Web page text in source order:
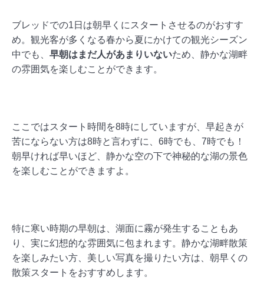
ブレッドでの1日は朝早くにスタートさせるのがおすす
め。観光客が多くなる春から夏にかけての観光シーズン
中でも、 早朝はまだ人があまりいないため、静かな湖畔
の雰囲気を楽しむことができます。
ここではスタート時間を8時にしていますが、早起きが
苦にならない方は8時と言わずに、6時でも、7時でも！
朝早ければ早いほど、静かな空の下で神秘的な湖の景色
を楽しむことができますよ。
特に寒い時期の早朝は、湖面に霧が発生することもあ
り、実に幻想的な雰囲気に包まれます。静かな湖畔散策
を楽しみたい方、美しい写真を撮りたい方は、朝早くの
散策スタートをおすすめします。